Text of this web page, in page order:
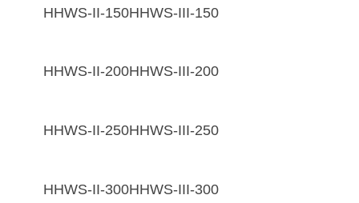
HHWS-II-150HHWS-III-150
HHWS-II-200HHWS-III-200
HHWS-II-250HHWS-III-250
HHWS-II-300HHWS-III-300